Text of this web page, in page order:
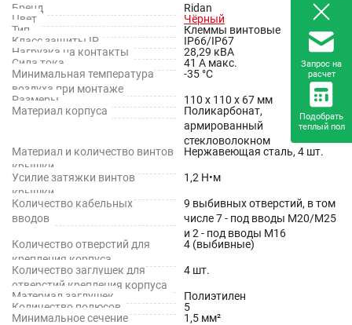
Бренд
Ridan
Цвет
Чёрный
Тип
Клеммы винтовые
Класс защиты IP
IP66/IP67
Нагрузка на контакты
28,29 кВА
Сила тока
41 А макс.
Минимальная температура
воздуха при монтаже
-35 °C
Размеры
110 х 110 х 67 мм
Материал корпуса
Поликарбонат,
армированный
стекловолокном
Материал и количество винтов
крышки
Нержавеющая сталь, 4 шт.
Усилие затяжки винтов
крышки
1,2 Н•м
Количество кабельных
вводов
9 выбивных отверстий, в том
числе 7 - под вводы М20/М25
и 2 - под вводы М16
Количество отверстий для
крепления корпуса
4 (выбивные)
Количество заглушек для
отверстий крепления корпуса
4 шт.
Материал заглушек
Полиэтилен
Количество полюсов
5
Минимальное сечение
1,5 мм²
Запрос на
расчет
Подобрать
теплый пол